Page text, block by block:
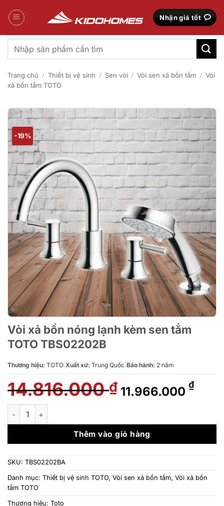
qua
Nhận giá tốt
Tìm
kiếm:
Trang chủ / Thiết bị vệ sinh / Sen vòi / Vòi sen xả bồn tắm / Vòi
xả bồn tắm TOTO
-19%
Vòi xả bồn nóng lạnh kèm sen tắm
TOTO TBS02202B
Thương hiệu: TOTO Xuất xứ: Trung Quốc Bảo hành: 2 năm
14.816.000₫ Giá
gốc
14.816.000 ₫.
11.966.000 ₫Giá
là:
Vòi xả bồn nóng lạnh kèm sen tắm TOTO TBS02202B số lượng
Thêm vào giỏ hàng
SKU: TBS02202BA
Danh mục: Thiết bị vệ sinh TOTO, Vòi sen xả bồn tắm, Vòi xả bồn
tắm TOTO
Thương hiệu: Toto